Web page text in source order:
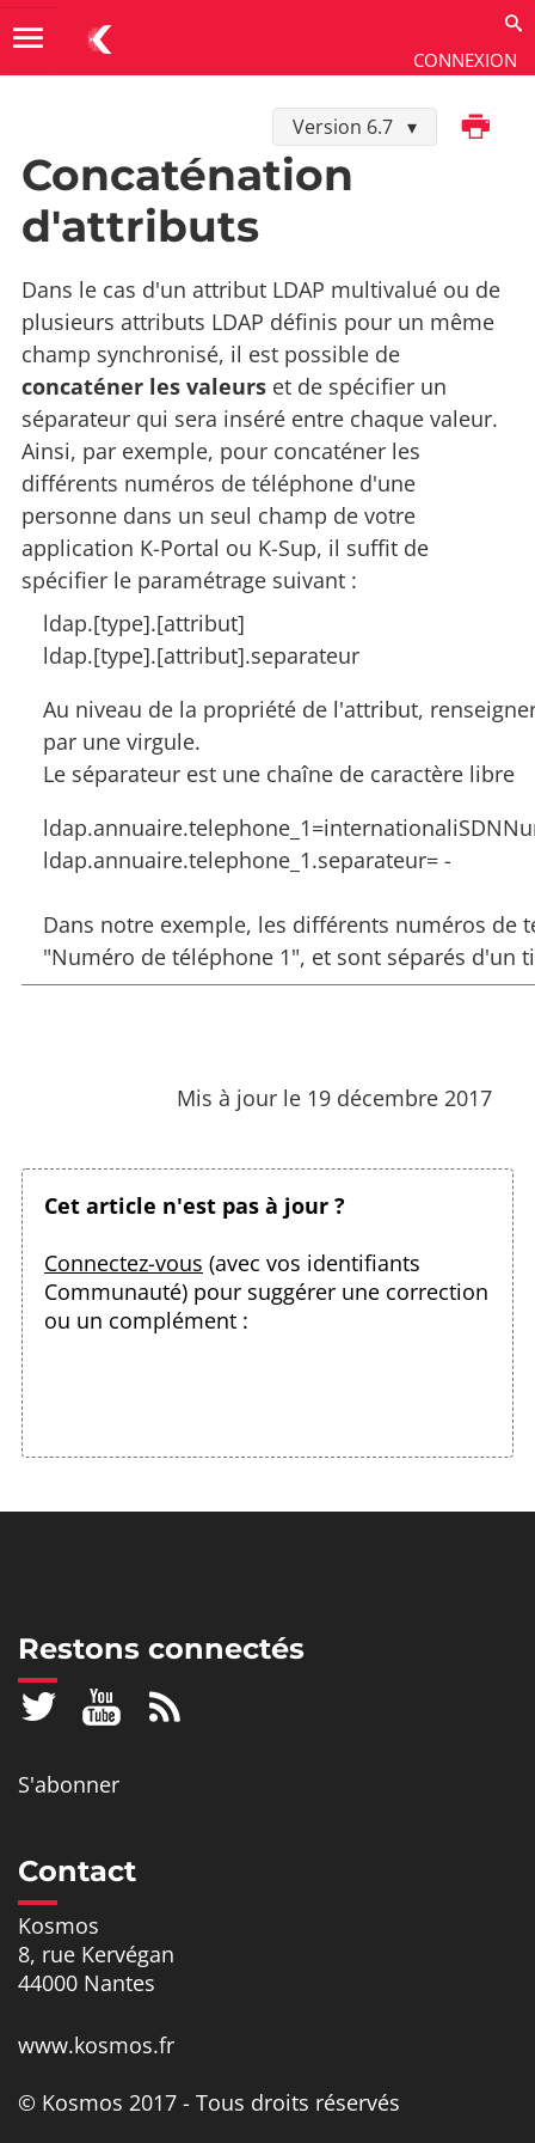
CONNEXION
menu
Version 6.7Imprimer
Connecteurs SI →
Connecteur LDAP
Concaténation
d'attributs
Dans le cas d'un attribut LDAP multivalué ou de
plusieurs attributs LDAP définis pour un même
champ synchronisé, il est possible de
concaténer les valeurs et de spécifier un
séparateur qui sera inséré entre chaque valeur.
Ainsi, par exemple, pour concaténer les
différents numéros de téléphone d'une
personne dans un seul champ de votre
application K-Portal ou K-Sup, il suffit de
spécifier le paramétrage suivant :
ldap.[type].[attribut]
ldap.[type].[attribut].separateur
Au niveau de la propriété de l'attribut,
par une virgule.
Le séparateur est une chaîne de caractère libre
ldap.annuaire.telephone_1.separateur= -
Dans notre exemple, les différents numéros de
"Numéro de téléphone 1", et sont séparés d'un
Mis à jour le 19 décembre 2017
Cet article n'est pas à jour ?
Connectez-vous (avec vos identifiants
Communauté) pour suggérer une correction
ou un complément :
Restons connectés
S'abonner
Contact
Kosmos
8, rue Kervégan
44000 Nantes
www.kosmos.fr
© Kosmos 2017 - Tous droits réservés